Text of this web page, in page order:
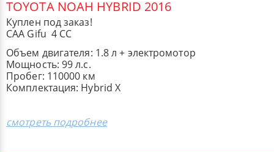
TOYOTA NOAH HYBRID 2016
Куплен под заказ!
CAA Gifu 4 CC
Объем двигателя: 1.8 л + электромотор
Мощность: 99 л.с.
Пробег: 110000 км
Комплектация: Hybrid X
смотреть подробнее